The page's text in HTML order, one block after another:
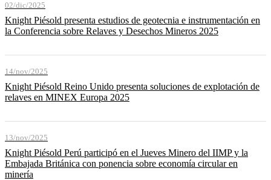
02/dic/2025
Knight Piésold presenta estudios de geotecnia e instrumentación en
la Conferencia sobre Relaves y Desechos Mineros 2025
14/nov/2025
Knight Piésold Reino Unido presenta soluciones de explotación de
relaves en MINEX Europa 2025
13/nov/2025
Knight Piésold Perú participó en el Jueves Minero del IIMP y la
Embajada Británica con ponencia sobre economía circular en
minería